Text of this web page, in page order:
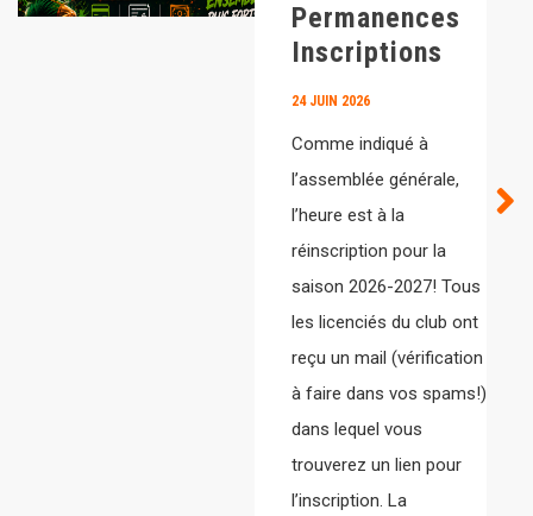
Permanences
Inscriptions
24 JUIN 2026
Comme indiqué à
l’assemblée générale,
l’heure est à la
réinscription pour la
saison 2026-2027! Tous
les licenciés du club ont
reçu un mail (vérification
à faire dans vos spams!)
dans lequel vous
trouverez un lien pour
l’inscription. La